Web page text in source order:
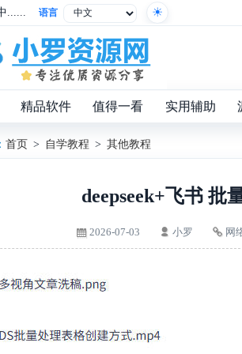
...... 语言
精品软件 值得一看 实用辅助
首页 > 自学教程 > 其他教程
deepseek+飞书 批
2026-07-03 小罗 网